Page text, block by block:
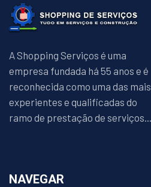
A Shopping Serviços é uma
empresa fundada há 55 anos e é
reconhecida como uma das mais
experientes e qualificadas do
ramo de prestação de serviços...
NAVEGAR